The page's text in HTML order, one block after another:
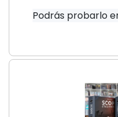
Podrás probarlo